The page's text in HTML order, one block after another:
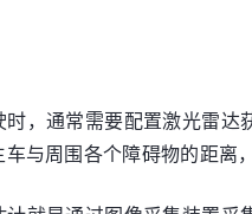
，通常需要配置激光雷
与周围各个障碍物的距离